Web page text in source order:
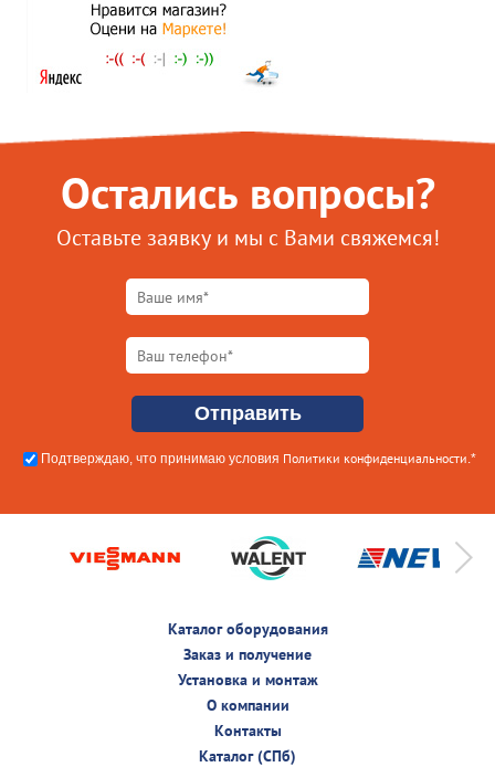
Остались вопросы?
Оставьте заявку и мы с Вами свяжемся!
Подтверждаю, что принимаю условия Политики конфиденциальности .*
Каталог оборудования
Заказ и получение
Установка и монтаж
О компании
Контакты
Каталог (СПб)